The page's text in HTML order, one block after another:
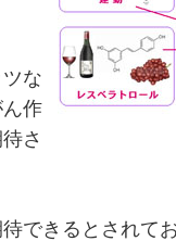
な
作
さ
できるとされてお